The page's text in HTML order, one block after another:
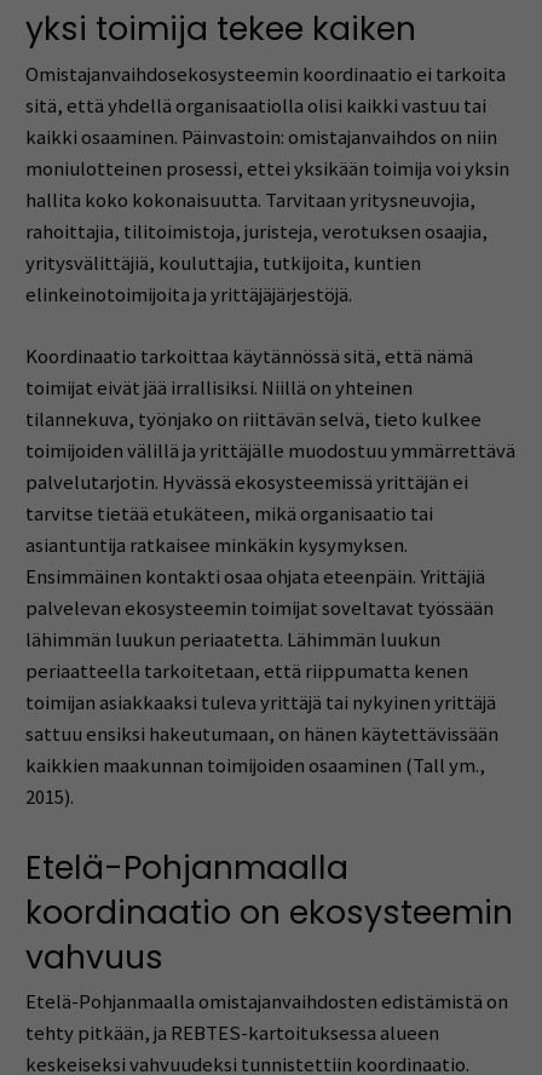
yksi toimija tekee kaiken
Omistajanvaihdosekosysteemin koordinaatio ei tarkoita
sitä, että yhdellä organisaatiolla olisi kaikki vastuu tai
kaikki osaaminen. Päinvastoin: omistajanvaihdos on niin
moniulotteinen prosessi, ettei yksikään toimija voi yksin
hallita koko kokonaisuutta. Tarvitaan yritysneuvojia,
rahoittajia, tilitoimistoja, juristeja, verotuksen osaajia,
yritysvälittäjiä, kouluttajia, tutkijoita, kuntien
elinkeinotoimijoita ja yrittäjäjärjestöjä.
Koordinaatio tarkoittaa käytännössä sitä, että nämä
toimijat eivät jää irrallisiksi. Niillä on yhteinen
tilannekuva, työnjako on riittävän selvä, tieto kulkee
toimijoiden välillä ja yrittäjälle muodostuu ymmärrettävä
palvelutarjotin. Hyvässä ekosysteemissä yrittäjän ei
tarvitse tietää etukäteen, mikä organisaatio tai
asiantuntija ratkaisee minkäkin kysymyksen.
Ensimmäinen kontakti osaa ohjata eteenpäin. Yrittäjiä
palvelevan ekosysteemin toimijat soveltavat työssään
lähimmän luukun periaatetta. Lähimmän luukun
periaatteella tarkoitetaan, että riippumatta kenen
toimijan asiakkaaksi tuleva yrittäjä tai nykyinen yrittäjä
sattuu ensiksi hakeutumaan, on hänen käytettävissään
kaikkien maakunnan toimijoiden osaaminen (Tall ym.,
2015).
Etelä-Pohjanmaalla
koordinaatio on ekosysteemin
vahvuus
Etelä-Pohjanmaalla omistajanvaihdosten edistämistä on
tehty pitkään, ja REBTES-kartoituksessa alueen
keskeiseksi vahvuudeksi tunnistettiin koordinaatio.